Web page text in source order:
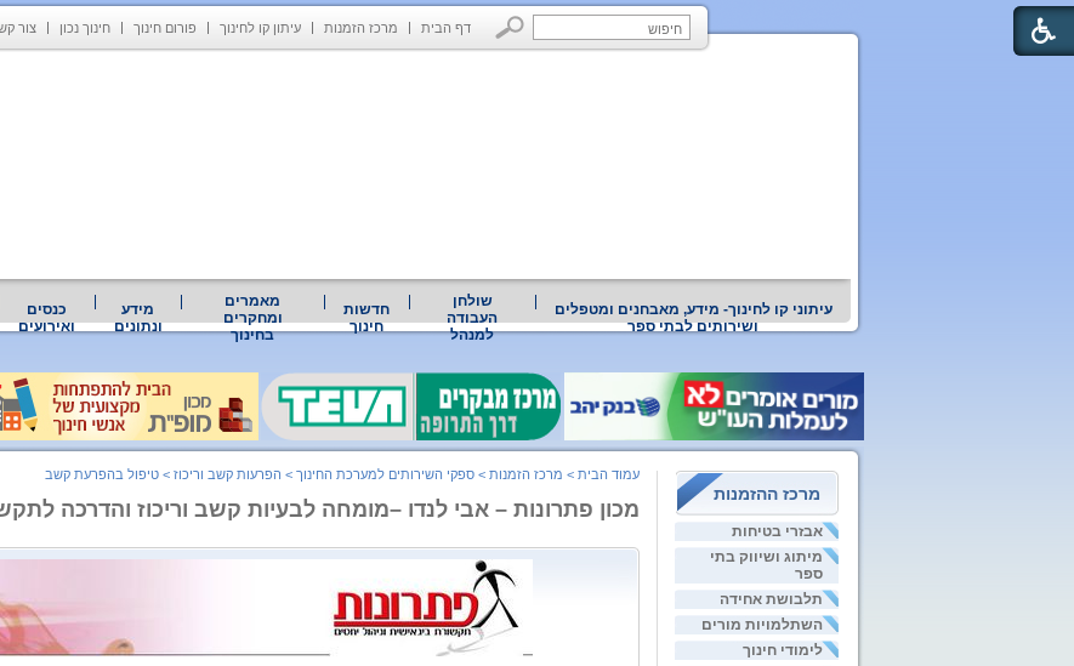
דף הבית מרכז הזמנות עיתון קו לחינוך פורום חינוך חינוך נכון צור
עיתוני קו לחינוך- מידע, מאבחנים ומטפלים
ושירותים לבתי ספר
שולחן
העבודה
למנהל
חדשות
חינוך
מאמרים
ומחקרים
בחינוך
מידע
ונתונים
כנסים
ואירועים
מרכז ההזמנות
אבזרי בטיחות
מיתוג ושיווק בתי
ספר
תלבושת אחידה
השתלמויות מורים
לימודי חינוך
עמוד הבית > מרכז הזמנות > ספקי השירותים למערכת החינוך > הפרעות קשב וריכוז > טיפול בהפרעת קשב
מכון פתרונות – אבי לנדו –מומחה לבעיות קשב וריכוז והדרכה